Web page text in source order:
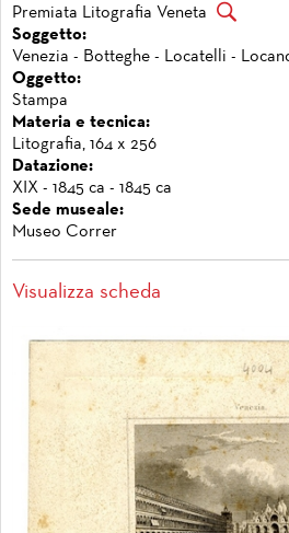
Premiata Litografia Veneta
Soggetto:
Venezia - Botteghe - Locatelli -
Oggetto:
Stampa
Materia e tecnica:
Litografia, 164 x 256
Datazione:
XIX - 1845 ca - 1845 ca
Sede museale:
Museo Correr
Visualizza scheda